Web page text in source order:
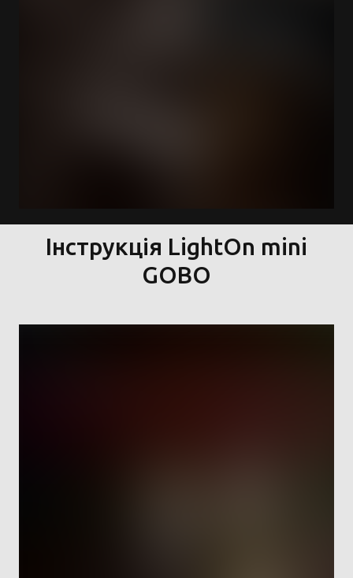
Інструкція LightOn mini
GOBO